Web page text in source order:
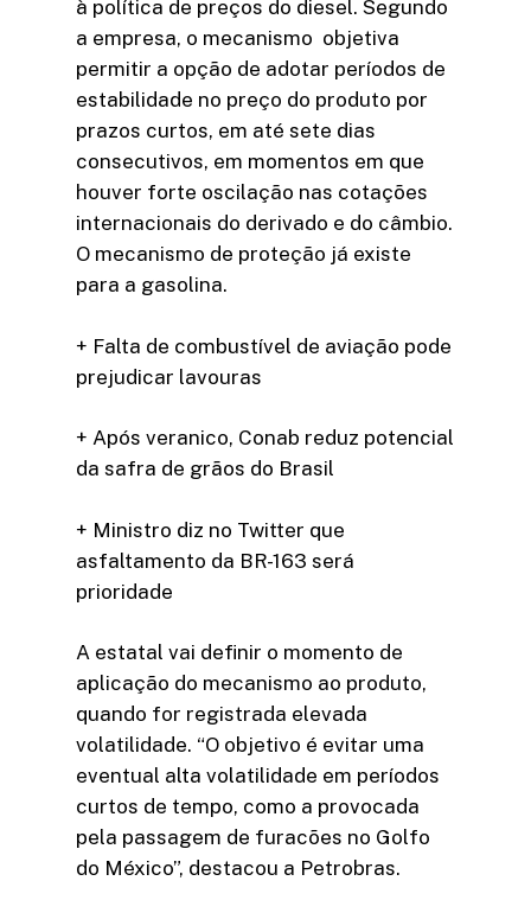
à política de preços do diesel. Segundo
a empresa, o mecanismo objetiva
permitir a opção de adotar períodos de
estabilidade no preço do produto por
prazos curtos, em até sete dias
consecutivos, em momentos em que
houver forte oscilação nas cotações
internacionais do derivado e do câmbio.
O mecanismo de proteção já existe
para a gasolina.
+ Falta de combustível de aviação pode
prejudicar lavouras
+ Após veranico, Conab reduz potencial
da safra de grãos do Brasil
+ Ministro diz no Twitter que
asfaltamento da BR-163 será
prioridade
A estatal vai definir o momento de
aplicação do mecanismo ao produto,
quando for registrada elevada
volatilidade. “O objetivo é evitar uma
eventual alta volatilidade em períodos
curtos de tempo, como a provocada
pela passagem de furacões no Golfo
do México”, destacou a Petrobras.